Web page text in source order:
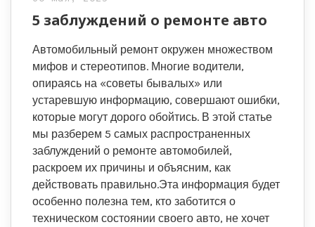
5 заблуждений о ремонте авто
Автомобильный ремонт окружен множеством
мифов и стереотипов. Многие водители,
опираясь на «советы бывалых» или
устаревшую информацию, совершают ошибки,
которые могут дорого обойтись. В этой статье
мы разберем 5 самых распространенных
заблуждений о ремонте автомобилей,
раскроем их причины и объясним, как
действовать правильно.Эта информация будет
особенно полезна тем, кто заботится о
техническом состоянии своего авто, не хочет